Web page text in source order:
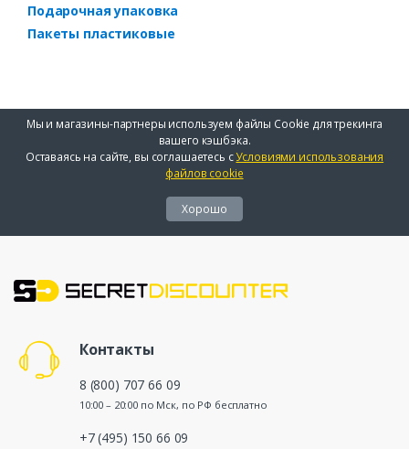
Подарочная упаковка
Пакеты пластиковые
Мы и магазины-партнеры используем файлы Cookie для трекинга
вашего кэшбэка.
Оставаясь на сайте, вы соглашаетесь сУсловиями использования
файлов cookie
Хорошо
Контакты
8 (800) 707 66 09
10:00 – 20:00 по Мск, по РФ бесплатно
+7 (495) 150 66 09